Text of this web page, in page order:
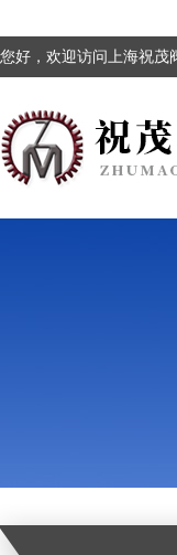
您好，欢迎访问上海祝茂